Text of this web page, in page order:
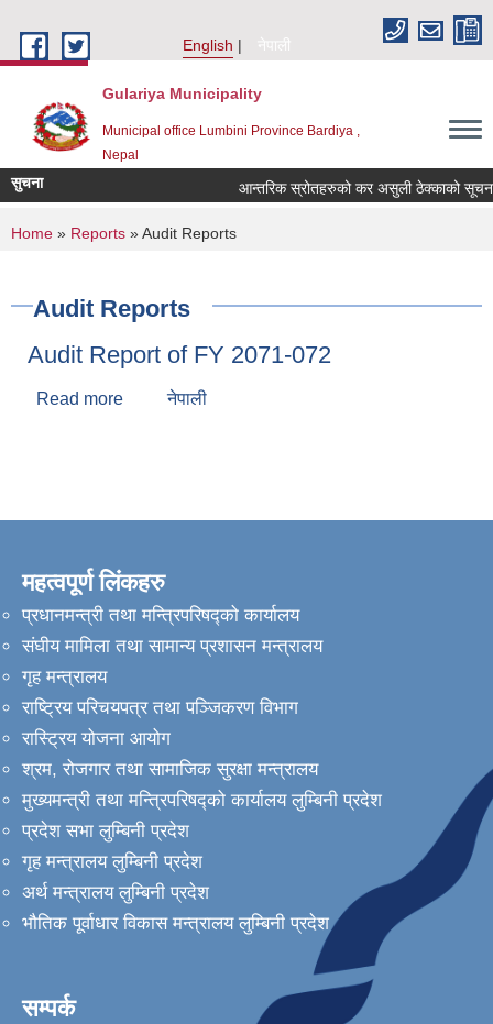
English
नेपाली
Gulariya Municipality
Municipal office Lumbini Province Bardiya ,
Nepal
सुचना आन्तरिक स्रोतहरुको कर असुली ठेक्काको
You are here
Home » Reports » Audit Reports
Audit Reports
Audit Report of FY 2071-072
Read more about Audit Report of FY 2071-072
नेपाली
महत्वपूर्ण लिंकहरु
प्रधानमन्त्री तथा मन्त्रिपरिषद्को कार्यालय
संघीय मामिला तथा सामान्य प्रशासन मन्त्रालय
गृह मन्त्रालय
राष्ट्रिय परिचयपत्र तथा पञ्जिकरण विभाग
रास्ट्रिय योजना आयोग
श्रम, रोजगार तथा सामाजिक सुरक्षा मन्त्रालय
मुख्यमन्त्री तथा मन्त्रिपरिषद्को कार्यालय लुम्बिनी प्रदेश
प्रदेश सभा लुम्बिनी प्रदेश
गृह मन्त्रालय लुम्बिनी प्रदेश
अर्थ मन्त्रालय लुम्बिनी प्रदेश
भौतिक पूर्वाधार विकास मन्त्रालय लुम्बिनी प्रदेश
सम्पर्क